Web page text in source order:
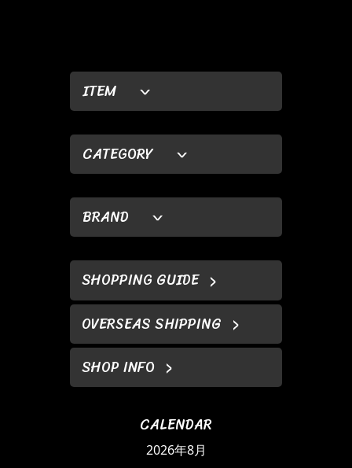
ITEM
CATEGORY
BRAND
SHOPPING GUIDE
OVERSEAS SHIPPING
SHOP INFO
CALENDAR
2026年8月